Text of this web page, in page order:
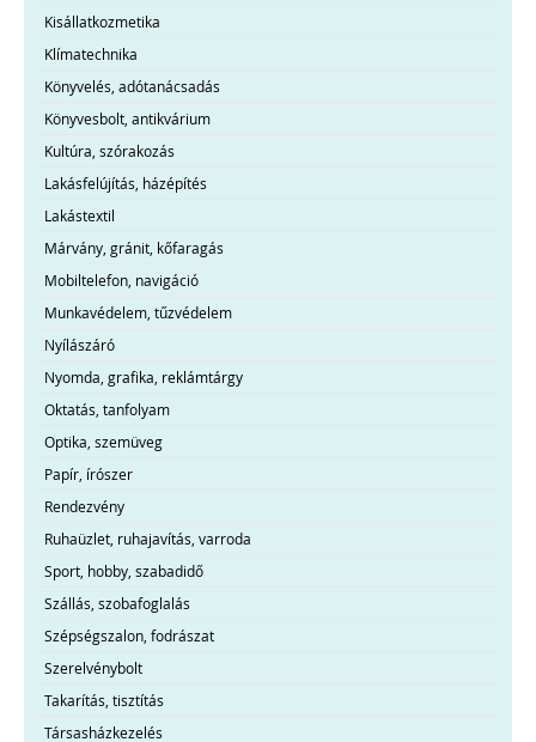
Kisállatkozmetika
Klímatechnika
Könyvelés, adótanácsadás
Könyvesbolt, antikvárium
Kultúra, szórakozás
Lakásfelújítás, házépítés
Lakástextil
Márvány, gránit, kőfaragás
Mobiltelefon, navigáció
Munkavédelem, tűzvédelem
Nyílászáró
Nyomda, grafika, reklámtárgy
Oktatás, tanfolyam
Optika, szemüveg
Papír, írószer
Rendezvény
Ruhaüzlet, ruhajavítás, varroda
Sport, hobby, szabadidő
Szállás, szobafoglalás
Szépségszalon, fodrászat
Szerelvénybolt
Takarítás, tisztítás
Társasházkezelés